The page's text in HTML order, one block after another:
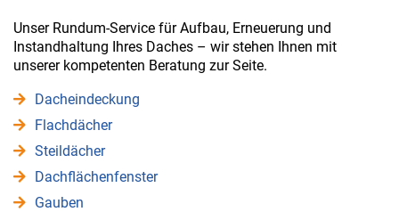
Unser Rundum-Service für Aufbau, Erneuerung und
Instandhaltung Ihres Daches – wir stehen Ihnen mit
unserer kompetenten Beratung zur Seite.
Dacheindeckung
Flachdächer
Steildächer
Dachflächenfenster
Gauben